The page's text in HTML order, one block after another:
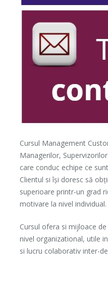
Cursul Management
Managerilor,
care conduc echipe ce
Clientul si își doresc să
superioare printr-un grad
motivare la nivel individual.
Cursul ofera si mijloace
nivel organizational, utile
si lucru colaborativ inter-